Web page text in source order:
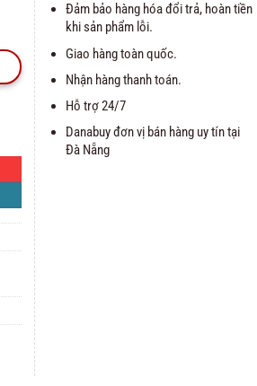
Đảm bảo hàng hóa đổi trả, hoàn tiền
khi sản phẩm lỗi.
Giao hàng toàn quốc.
Nhận hàng thanh toán.
Hỗ trợ 24/7
Danabuy đơn vị bán hàng uy tín tại
Đà Nẵng